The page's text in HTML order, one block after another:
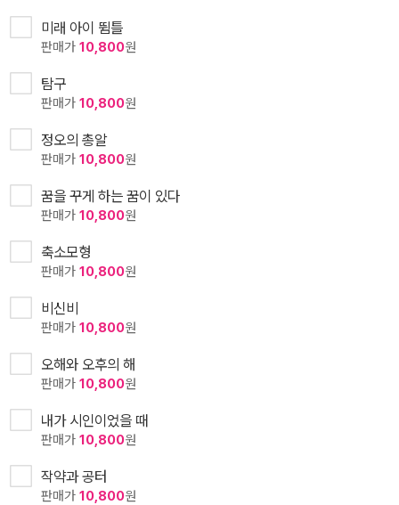
미래 아이 뜀틀
판매가 10,800원
탐구
판매가 10,800원
정오의 총알
판매가 10,800원
꿈을 꾸게 하는 꿈이 있다
판매가 10,800원
축소모형
판매가 10,800원
비신비
판매가 10,800원
오해와 오후의 해
판매가 10,800원
내가 시인이었을 때
판매가 10,800원
작약과 공터
판매가 10,800원